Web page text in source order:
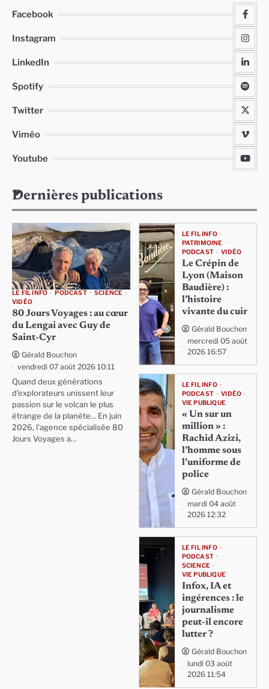
Facebook
Instagram
LinkedIn
Spotify
Twitter
Viméo
Youtube
Dernières publications
LE FIL INFO PODCAST
SCIENCE
VIDÉO
80 Jours Voyages : au cœur
du Lengai avec Guy de
Saint-Cyr
Gérald Bouchon
vendredi 07 août 2026 10:11
Quand deux générations
d'explorateurs unissent leur
passion sur le volcan le plus
étrange de la planète... En juin
2026, l'agence spécialisée 80
Jours Voyages a…
LE FIL INFO
PATRIMOINE
PODCAST
VIDÉO
Le Crépin de
Lyon (Maison
Baudière) :
l’histoire
vivante du cuir
Gérald Bouchon
mercredi 05 août
2026 16:57
LE FIL INFO
PODCAST
VIDÉO
VIE PUBLIQUE
« Un sur un
million » :
Rachid Azizi,
l’homme sous
l’uniforme de
police
Gérald Bouchon
mardi 04 août
2026 12:32
LE FIL INFO
PODCAST
SCIENCE
VIE PUBLIQUE
Infox, IA et
ingérences : le
journalisme
peut-il encore
lutter ?
Gérald Bouchon
lundi 03 août
2026 11:54